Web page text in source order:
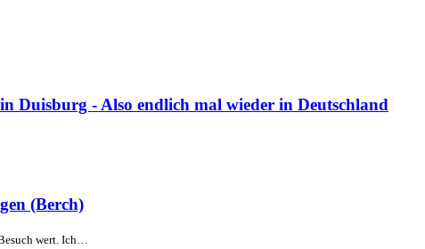
Duisburg - Also endlich mal wieder in Deutschland
(Berch)
wert. Ich…